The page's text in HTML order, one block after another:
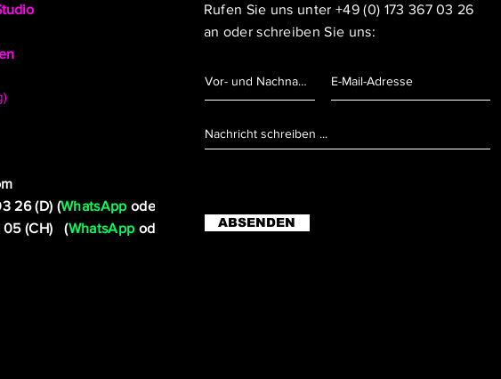
26 (D) (WhatsApp oder Anruf)
05 (CH) (WhatsApp oder Anruf)
Rufen Sie uns unter+49 (0) 173 367 03 26
an oder schreiben Sie uns:
ABSENDEN